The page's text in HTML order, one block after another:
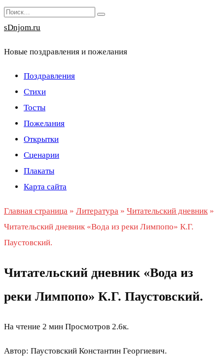
Перейти
к
Search
for:
sDnjom.ru
Новые поздравления и пожелания
Поздравления
Стихи
Тосты
Пожелания
Открытки
Сценарии
Плакаты
Карта сайта
Главная страница » Литература » Читательский дневник »
Читательский дневник «Вода из реки Лимпопо» К.Г.
Паустовский.
Читательский дневник «Вода из
реки Лимпопо» К.Г. Паустовский.
На чтение 2 мин Просмотров 2.6к.
Автор: Паустовский Константин Георгиевич.